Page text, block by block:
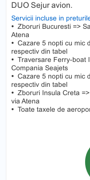
DUO Sejur avion.
Servicii incluse in
• Zboruri Bucuresti =>
Atena
• Cazare 5 nopti cu mic
respectiv din tabel
• Traversare Ferry-boat
Compania Seajets
• Cazare 5 nopti cu mic
respectiv din tabel
• Zboruri Insula Creta
via Atena
• Toate taxele de